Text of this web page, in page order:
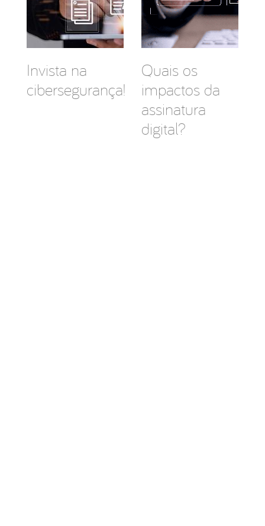
Invista na
cibersegurança!
Quais os
impactos da
assinatura
digital?